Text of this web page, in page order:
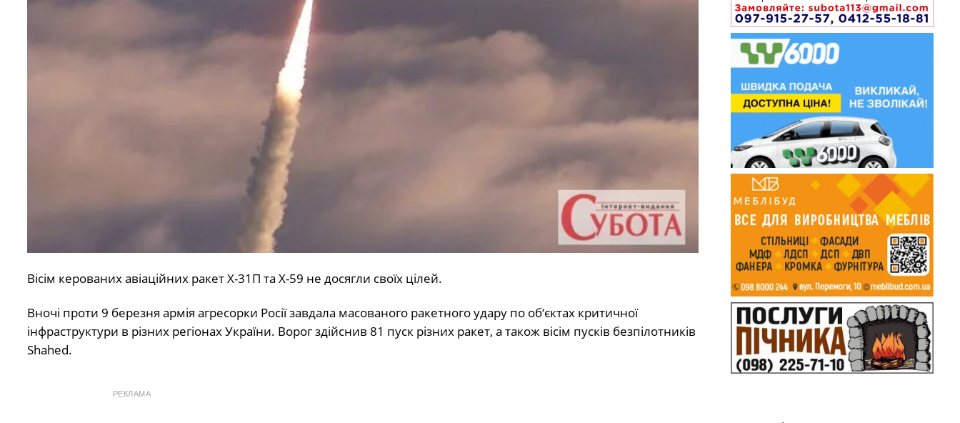
Вісім керованих авіаційних ракет Х-31П та Х-59 не досягли своїх цілей.
Вночі проти 9 березня армія агресорки Росії завдала масованого ракетного удару по об‘єктах критичної
інфраструктури в різних регіонах України. Ворог здійснив 81 пуск різних ракет, а також вісім пусків безпілотників
Shahed.
РЕКЛАМА